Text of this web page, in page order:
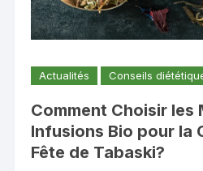
Actualités Conseils
Comment Choisir les
Infusions Bio pour la
Fête de Tabaski?